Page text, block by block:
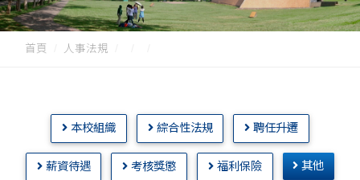
首頁 人事法規
本校組織 綜合性法規 聘任升遷
薪資待遇 考核獎懲 福利保險 其他